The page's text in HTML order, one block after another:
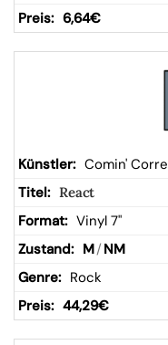
6,64€
Comin'
React
Vinyl 7"
M/ NM
Rock
44,29€